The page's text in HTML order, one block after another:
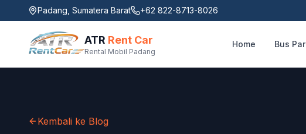
Padang, Sumatera Barat +62 822-8713-8026
ATR Rent Car
Rental Mobil Padang
Home Bus
Kembali ke Blog